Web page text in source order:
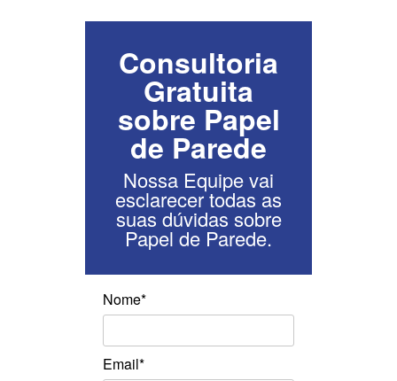
Consultoria
Gratuita
sobre Papel
de Parede
Nossa Equipe vai
esclarecer todas as
suas dúvidas sobre
Papel de Parede.
Nome*
Email*